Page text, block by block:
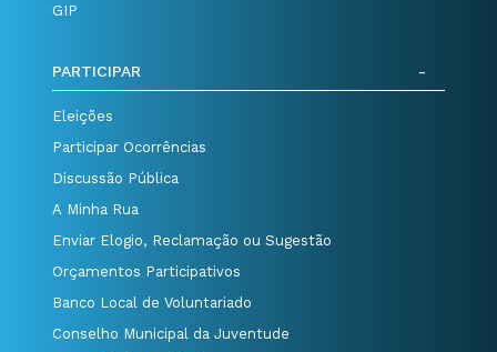
GIP
PARTICIPAR
Eleições
Participar Ocorrências
Discussão Pública
A Minha Rua
Enviar Elogio, Reclamação ou Sugestão
Orçamentos Participativos
Banco Local de Voluntariado
Conselho Municipal da Juventude